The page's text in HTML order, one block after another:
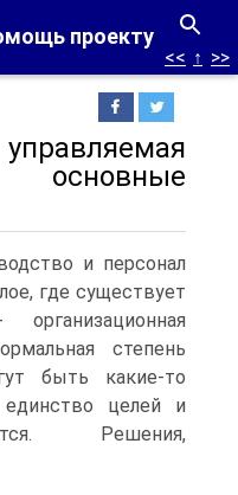
проекту
<< ↑ >>
основные
и персонал
где существует
степень
быть какие-то
целей и
Решения,